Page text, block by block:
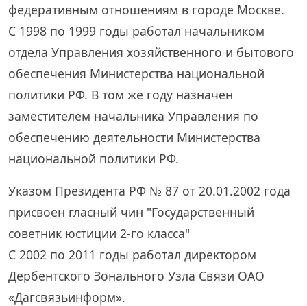
федеративным отношениям в городе Москве.
С 1998 по 1999 годы работал начальником
отдела Управления хозяйственного и бытового
обеспечения Министерства национальной
политики РФ. В том же году назначен
заместителем начальника Управления по
обеспечению деятельности Министерства
национальной политики РФ.
Указом Президента РФ № 87 от 20.01.2002 года
присвоен гласный чин "Государственный
советник юстиции 2-го класса"
С 2002 по 2011 годы работал директором
Дербентского Зонального Узла Связи ОАО
«Дагсвязьинформ».